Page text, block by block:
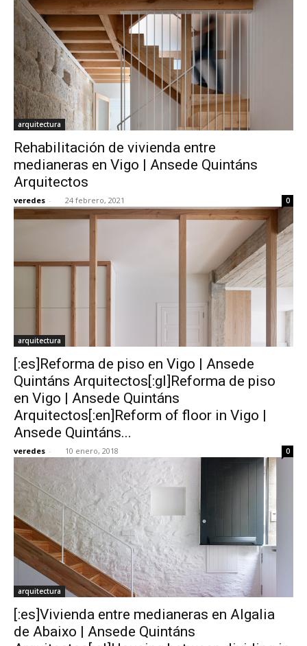
arquitectura
Rehabilitación de vivienda entre
medianeras en Vigo | Ansede Quintáns
Arquitectos
veredes - 24 febrero, 2021 0
arquitectura
[:es]Reforma de piso en Vigo | Ansede
Quintáns Arquitectos[:gl]Reforma de piso
en Vigo | Ansede Quintáns
Arquitectos[:en]Reform of floor in Vigo |
Ansede Quintáns...
veredes - 10 enero, 2018 0
arquitectura
[:es]Vivienda entre medianeras en Algalia
de Abaixo | Ansede Quintáns